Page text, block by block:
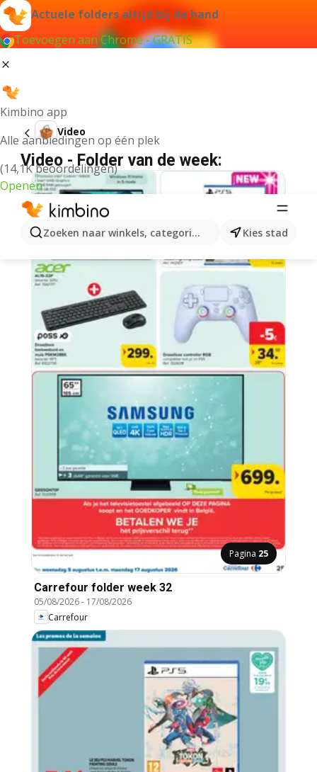
Actuele folders altijd bij de hand
Toevoegen aan Chrome - GRATIS
Kimbino app
Alle aanbiedingen op één plek
(14,1K beoordelingen)
Openen
Zoeken naar winkels, categorieën, producten...
Kies stad
Video
Video - Folder van de week:
Pagina 25
Carrefour folder week 32
05/08/2026- 17/08/2026
Carrefour